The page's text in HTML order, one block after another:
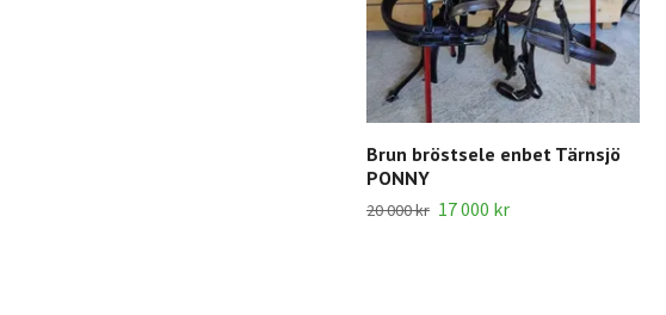
Brun bröstsele enbet Tärnsjö
PONNY
20 000 kr 17 000 kr